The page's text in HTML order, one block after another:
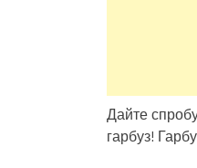
Дайте
гарбуз!